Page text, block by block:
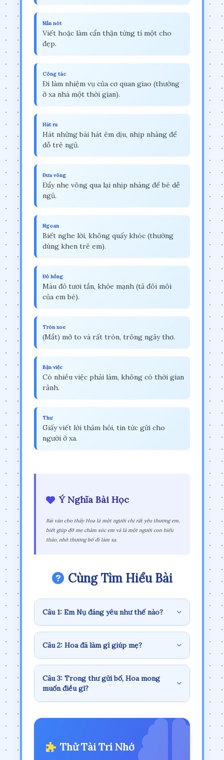
Nắn nót
Viết hoặc làm cẩn thận từng tí một cho
đẹp.
Công tác
Đi làm nhiệm vụ của cơ quan giao (thường
ở xa nhà một thời gian).
Hát ru
Hát những bài hát êm dịu, nhịp nhàng để
dỗ trẻ ngủ.
Đưa võng
Đẩy nhẹ võng qua lại nhịp nhàng để bé dễ
ngủ.
Ngoan
Biết nghe lời, không quấy khóc (thường
dùng khen trẻ em).
Đỏ hồng
Màu đỏ tươi tắn, khỏe mạnh (tả đôi môi
của em bé).
Tròn xoe
(Mắt) mở to và rất tròn, trông ngây thơ.
Bận việc
Có nhiều việc phải làm, không có thời gian
rảnh.
Thư
Giấy viết lời thăm hỏi, tin tức gửi cho
người ở xa.
Ý Nghĩa Bài Học
Bài văn cho thấy Hoa là một người chị rất yêu thương em,
biết giúp đỡ mẹ chăm sóc em và là một người con hiếu
thảo, nhớ thương bố đi làm xa.
Cùng Tìm Hiểu Bài
Câu 1: Em Nụ đáng yêu như thế nào?
Câu 2: Hoa đã làm gì giúp mẹ?
Câu 3: Trong thư gửi bố, Hoa mong
muốn điều gì?
Thử Tài Trí Nhớ